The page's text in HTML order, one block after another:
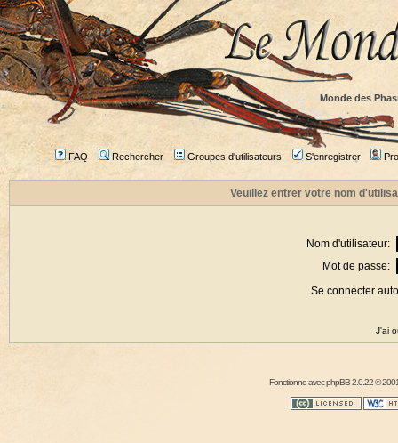
Monde des
FAQ Rechercher Groupes d'utilisateurs S'enregistrer
Veuillez entrer votre nom
Nom d'utilisateur:
Mot de passe:
Se connecter
J'ai
Fonctionne avecphpBB2.0.22 ©